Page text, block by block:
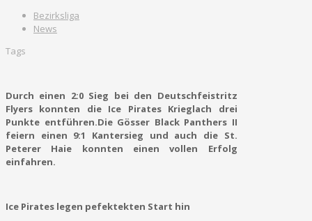
Bezirksliga
News
Tags
Durch einen 2:0 Sieg bei den Deutschfeistritz
Flyers konnten die Ice Pirates Krieglach drei
Punkte entführen.Die Gösser Black Panthers II
feiern einen 9:1 Kantersieg und auch die St.
Peterer Haie konnten einen vollen Erfolg
einfahren.
Ice Pirates legen pefektekten Start hin